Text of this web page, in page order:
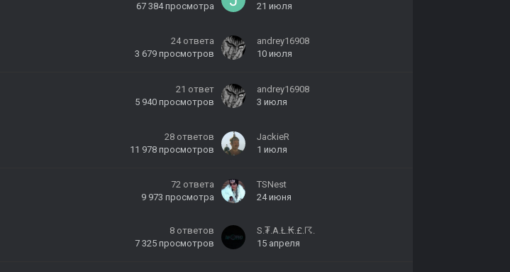
67 384 просмотра
21 июля
24 ответа
3 679 просмотров
andrey16908
10 июля
21 ответ
5 940 просмотров
andrey16908
3 июля
28 ответов
11 978 просмотров
JackieR
1 июля
72 ответа
9 973 просмотра
TSNest
24 июня
8 ответов
7 325 просмотров
S.₮.A.Ł.₭.£.☈.
15 апреля